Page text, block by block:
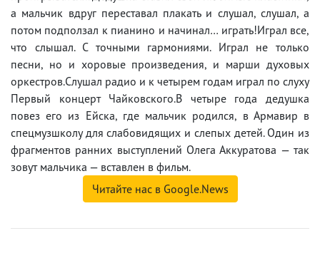
а мальчик вдруг переставал плакать и слушал, слушал, а
потом подползал к пианино и начинал… играть!Играл все,
что слышал. С точными гармониями. Играл не только
песни, но и хоровые произведения, и марши духовых
оркестров.Слушал радио и к четырем годам играл по слуху
Первый концерт Чайковского.В четыре года дедушка
повез его из Ейска, где мальчик родился, в Армавир в
спецмузшколу для слабовидящих и слепых детей. Один из
фрагментов ранних выступлений Олега Аккуратова — так
зовут мальчика — вставлен в фильм.
Читайте нас в Google.News